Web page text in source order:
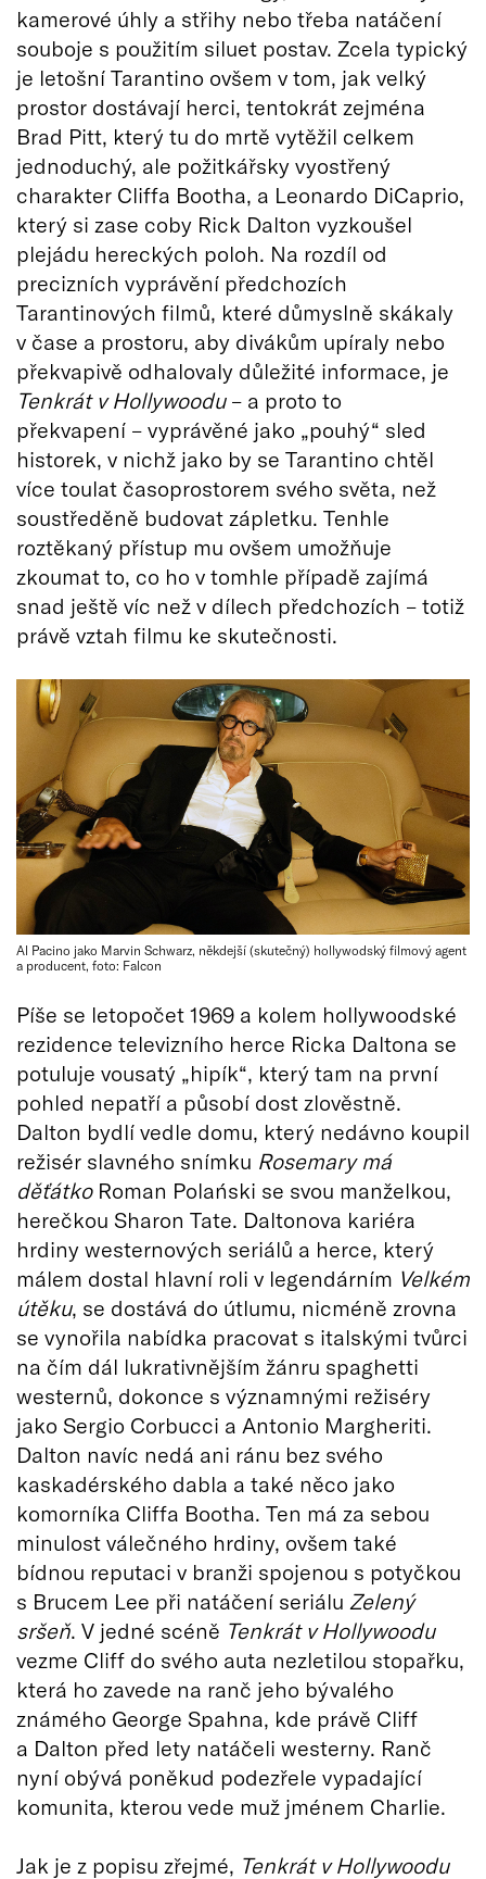
kamerové úhly a střihy nebo třeba natáčení
souboje s použitím siluet postav. Zcela typický
je letošní Tarantino ovšem v tom, jak velký
prostor dostávají herci, tentokrát zejména
Brad Pitt, který tu do mrtě vytěžil celkem
jednoduchý, ale požitkářsky vyostřený
charakter Cliffa Bootha, a Leonardo DiCaprio,
který si zase coby Rick Dalton vyzkoušel
plejádu hereckých poloh. Na rozdíl od
precizních vyprávění předchozích
Tarantinových filmů, které důmyslně skákaly
v čase a prostoru, aby divákům upíraly nebo
překvapivě odhalovaly důležité informace, je
Tenkrát v Hollywoodu– a proto to
překvapení – vyprávěné jako „pouhý“ sled
historek, v nichž jako by se Tarantino chtěl
více toulat časoprostorem svého světa, než
soustředěně budovat zápletku. Tenhle
roztěkaný přístup mu ovšem umožňuje
zkoumat to, co ho v tomhle případě zajímá
snad ještě víc než v dílech předchozích – totiž
právě vztah filmu ke skutečnosti.
Al Pacino jako Marvin Schwarz, někdejší (skutečný) hollywodský filmový agent
a producent, foto: Falcon
Píše se letopočet 1969 a kolem hollywoodské
rezidence televizního herce Ricka Daltona se
potuluje vousatý „hipík“, který tam na první
pohled nepatří a působí dost zlověstně.
Dalton bydlí vedle domu, který nedávno koupil
režisér slavného snímku Rosemary má
děťátkoRoman Polański se svou manželkou,
herečkou Sharon Tate. Daltonova kariéra
hrdiny westernových seriálů a herce, který
málem dostal hlavní roli v legendárním Velkém
útěku, se dostává do útlumu, nicméně zrovna
se vynořila nabídka pracovat s italskými tvůrci
na čím dál lukrativnějším žánru spaghetti
westernů, dokonce s významnými režiséry
jako Sergio Corbucci a Antonio Margheriti.
Dalton navíc nedá ani ránu bez svého
kaskadérského dabla a také něco jako
komorníka Cliffa Bootha. Ten má za sebou
minulost válečného hrdiny, ovšem také
bídnou reputaci v branži spojenou s potyčkou
s Brucem Lee při natáčení seriálu Zelený
sršeň. V jedné scéně Tenkrát v Hollywoodu
vezme Cliff do svého auta nezletilou stopařku,
která ho zavede na ranč jeho bývalého
známého George Spahna, kde právě Cliff
a Dalton před lety natáčeli westerny. Ranč
nyní obývá poněkud podezřele vypadající
komunita, kterou vede muž jménem Charlie.
Jak je z popisu zřejmé, Tenkrát v Hollywoodu